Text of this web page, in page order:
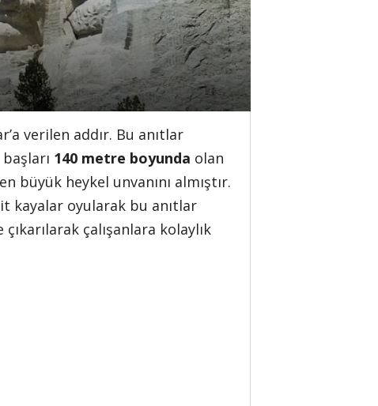
verilen addır. Bu anıtlar
140 metre boyunda olan
büyük heykel unvanını almıştır.
kayalar oyularak bu anıtlar
çalışanlara kolaylık